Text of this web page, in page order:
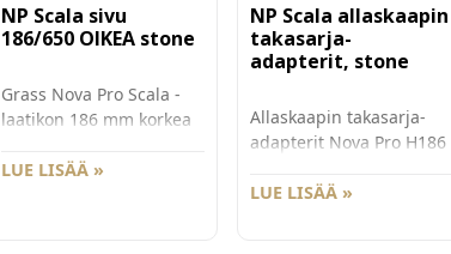
NP Scala sivu
186/650 OIKEA stone
Grass Nova Pro Scala -
laatikon 186 mm korkea
mm. Grass Nova Pro
LUE LISÄÄ »
NP Scala allaskaapin
takasarja-
adapterit, stone
Allaskaapin takasarja-
adapterit Nova Pro H186
Stone. Pakkauskoko 10pr.
LUE LISÄÄ »